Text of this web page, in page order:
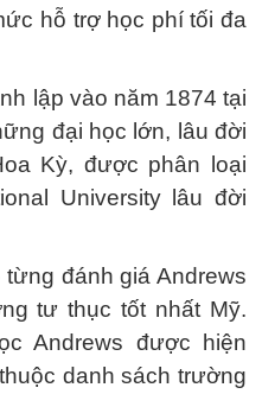
hỗ trợ học phí tối đa
lập vào năm 1874 tại
đại học lớn, lâu đời
Kỳ, được phân loại
University lâu đời
đánh giá Andrews
tư thục tốt nhất Mỹ.
Andrews được hiện
danh sách trường